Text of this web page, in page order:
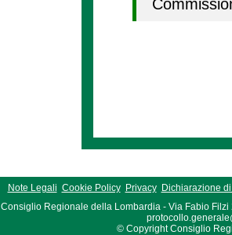
Note Legali Cookie Policy Privacy
Dichiarazione
Consiglio Regionale della Lombardia - Via Fabio Filzi
© Copyright Consiglio